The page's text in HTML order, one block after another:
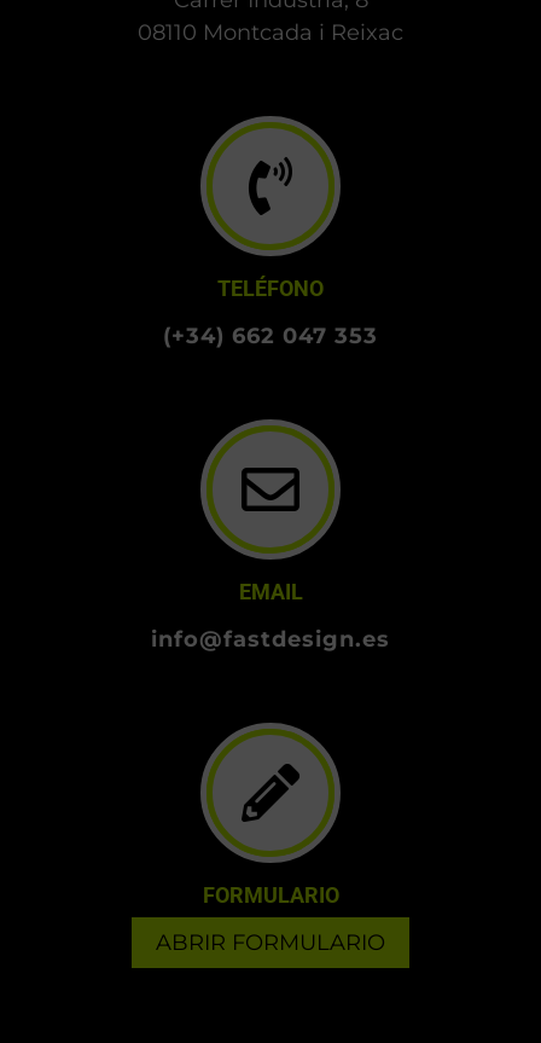
08110 Montcada i Reixac
TELÉFONO
(+34) 662 047 353
EMAIL
info@fastdesign.es
FORMULARIO
ABRIR FORMULARIO